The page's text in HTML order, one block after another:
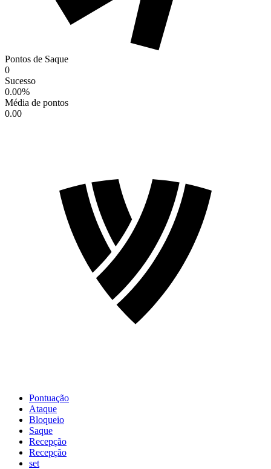
Pontos de Saque
0
Sucesso
0.00%
Média de pontos
0.00
Pontuação
Ataque
Bloqueio
Saque
Recepção
Recepção
set